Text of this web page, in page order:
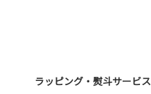
ラッピング・熨斗サービス